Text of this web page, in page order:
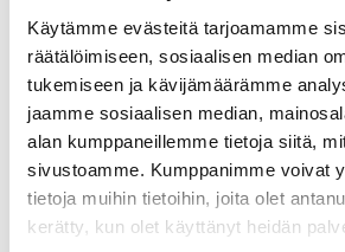
Käytämme evästeitä tarjoamamme
räätälöimiseen, sosiaalisen median
tukemiseen ja kävijämäärämme
jaamme sosiaalisen median,
alan kumppaneillemme tietoja siitä,
sivustoamme. Kumppanimme voivat
tietoja muihin tietoihin, joita olet
kerätty, kun olet käyttänyt heidän
040 191 8571
emilia.pirkola@tyrnava.fi